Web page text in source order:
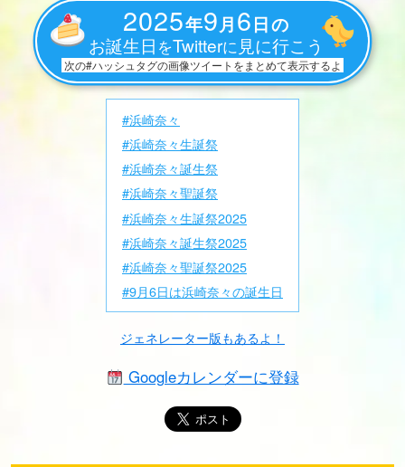
2025年9月6日の
お誕生日 をTwitterに 見に行こう
次の#ハッシュタグの画像ツイートをまとめて表示するよ
#浜崎奈々
#浜崎奈々生誕祭
#浜崎奈々誕生祭
#浜崎奈々聖誕祭
#浜崎奈々生誕祭2025
#浜崎奈々誕生祭2025
#浜崎奈々聖誕祭2025
#9月6日は浜崎奈々の誕生日
ジェネレーター版もあるよ！
Googleカレンダーに登録